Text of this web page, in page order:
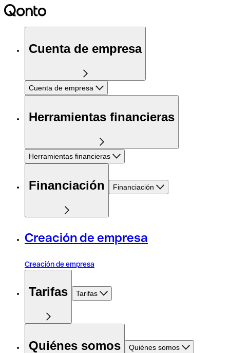
Cuenta de empresa
Cuenta de empresa
Herramientas financieras
Herramientas financieras
Financiación Financiación
Creación de empresa
Creación de empresa
Tarifas Tarifas
Quiénes somos Quiénes somos